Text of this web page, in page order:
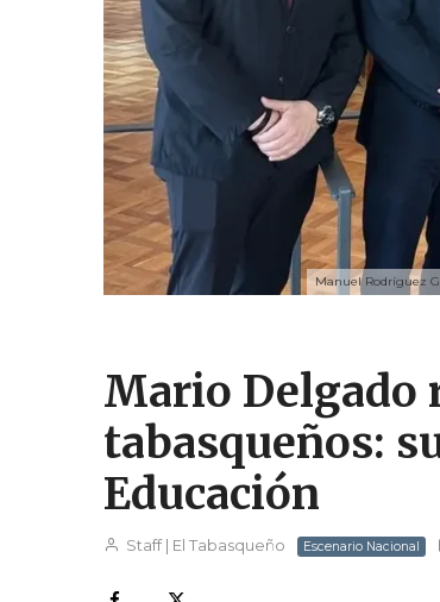
Manuel Rodríguez
Mario Delgado
tabasqueños:
Educación
Staff | El Tabasqueño Escenario Nacional